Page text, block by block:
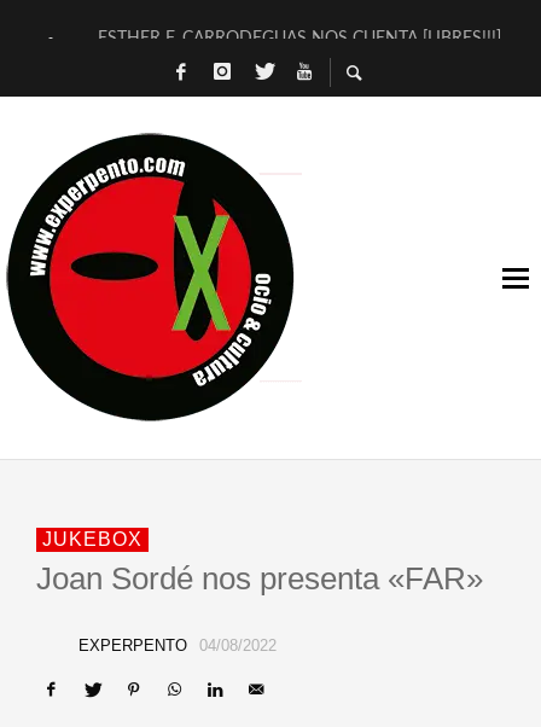
ESTHER F. CARRODEGUAS NOS CUENTA [LIBRES!!!]
[TERRA DE GUAPES] DE SANDRA MONFORT
TIMBRE 4, LA ESCUELA DEL DIRECTOR TEATRAL CLAUDIO
30 AÑOS (NO ES NADA) DE LA KATARSIS DEL TOMATAZO
MILITARES JUDÍAS EN #EXVITA
D’BALDOMEROS REINVENTAN [BITÁCORA 3.0] EN EXVITA
MARSHALL FLASH PRESENTA EN EXVITA [RELATIVA
JOFRE BARDAGÍ EN EXVITA INTERPRETANDO A SERRAT
JUKEBOX
Joan Sordé nos presenta «FAR»
EXPERPENTO 04/08/2022